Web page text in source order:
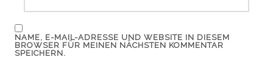
NAME, E-MAIL-ADRESSE UND WEBSITE IN DIESEM
BROWSER FÜR MEINEN NÄCHSTEN KOMMENTAR
SPEICHERN.